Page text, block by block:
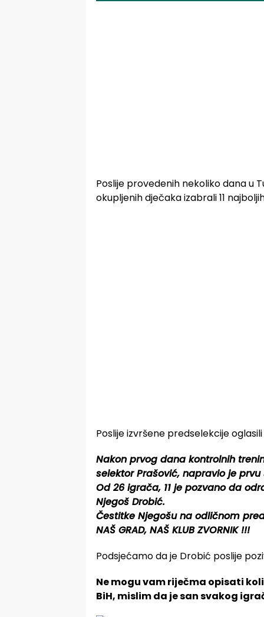
Poslije provedenih nekoliko dana u
okupljenih dječaka izabrali 11
Poslije izvršene predselekcije
Nakon prvog dana kontrolnih
selektor Prašović, napravio je prvu
Od 26 igrača, 11 je pozvano da
Njegoš Drobić.
Čestitke Njegošu na odličnom
NAŠ GRAD, NAŠ KLUB ZVORNIK !!!
Podsjećamo da je Drobić poslije
Ne mogu vam riječma opisati
BiH, mislim da je san svakog